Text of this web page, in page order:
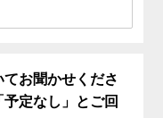
お聞かせくださ
定なし」とご回